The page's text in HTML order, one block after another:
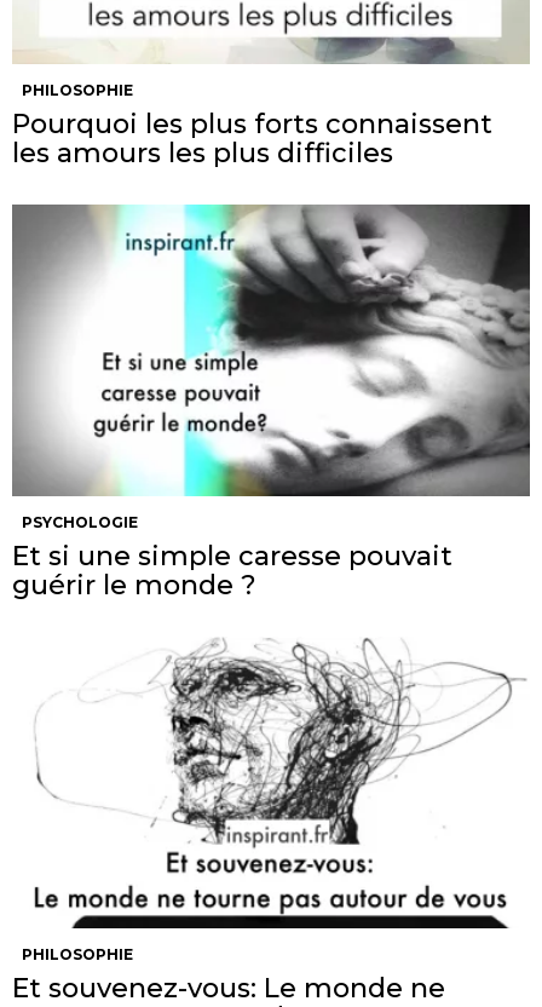
PHILOSOPHIE
Pourquoi les plus forts connaissent
les amours les plus difficiles
PSYCHOLOGIE
Et si une simple caresse pouvait
guérir le monde ?
PHILOSOPHIE
Et souvenez-vous: Le monde ne